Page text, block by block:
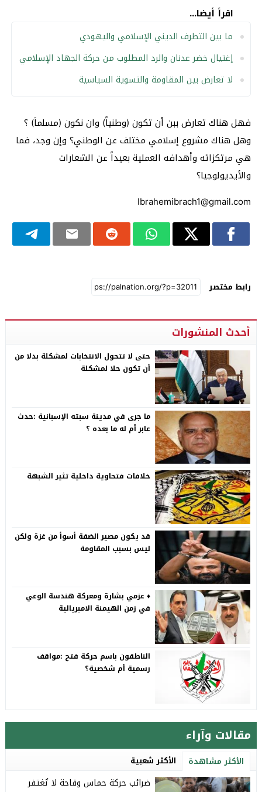
اقرأ أيضا...
ما بين التطرف الديني الإسلامي واليهودي
إغتيال خضر عدنان والرد المطلوب من حركة الجهاد الإسلامي
لا تعارض بين المقاومة والتسوية السياسية
فهل هناك تعارض ببن أن تكون (وطنياً) وان نكون (مسلماَ) ؟
وهل هناك مشروع إسلامي مختلف عن الوطني؟ وإن وجد، فما
هي مرتكزاته وأهدافه العملية بعيداً عن الشعارات
والأيديولوجيا؟
Ibrahemibrach1@gmail.com
رابط مختصر
أحدث المنشورات
حتى لا تتحول الانتخابات لمشكلة بدلا من
أن تكون حلا لمشكلة
ما جرى في مدينة سبته الإسبانية :حدث
عابر أم له ما بعده ؟
خلافات فتحاوية داخلية تثير الشبهة
قد يكون مصير الضفة أسوأ من غزة ولكن
ليس بسبب المقاومة
♦️ عزمي بشارة ومعركة هندسة الوعي
في زمن الهيمنة الامبريالية
الناطقون باسم حركة فتح :مواقف
رسمية أم شخصية؟
مقالات وآراء
الأكثر مشاهدة الأكثر شعبية
ضرائب حركة حماس وقاحة لا تُغتفر